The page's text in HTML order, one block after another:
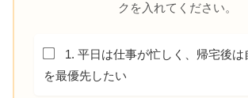
クを入れてください。
1. 平日は仕事が忙しく、帰宅後は
を最優先したい